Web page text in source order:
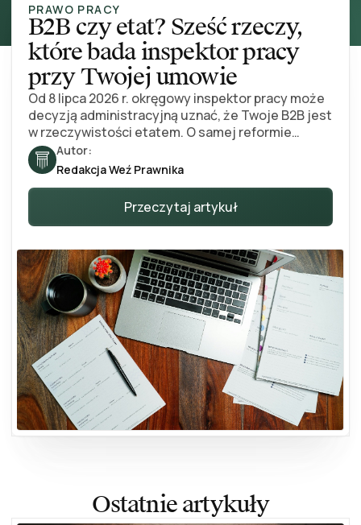
PRAWO PRACY
B2B czy etat? Sześć rzeczy,
które bada inspektor pracy
przy Twojej umowie
Od 8 lipca 2026 r. okręgowy inspektor pracy może
decyzją administracyjną uznać, że Twoje B2B jest
w rzeczywistości etatem. O samej reformie
pisaliśmy osobno - ten artykuł odpowiada na inne
pytanie: co konkretnie inspektor sprawdza i po
czym poznać, że współpraca wygląda jak
stosunek pracy. Sześć obszarów, konkretne
czerwone i zielone flagi oraz bezpłatny test, który
rok.
Autor:
Redakcja Weź Prawnika
Przeczytaj artykuł
Ostatnie artykuły